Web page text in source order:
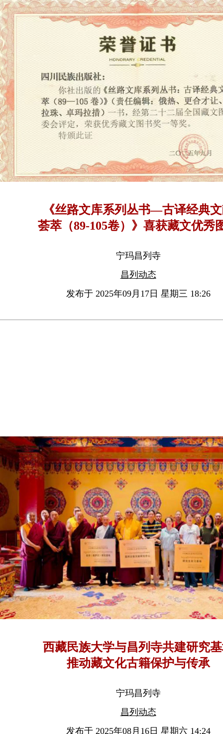
《丝路文库系列丛书—古译经典
荟萃（89-105卷）》喜获藏文优秀
宁玛昌列寺
昌列动态
发布于 2025年09月17日 星期三 18:26
西藏民族大学与昌列寺共建研究
推动藏文化古籍保护与传承
宁玛昌列寺
昌列动态
发布于 2025年08月16日 星期六 14:24